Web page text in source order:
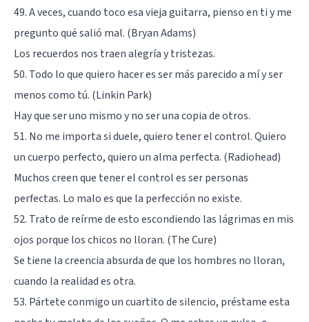
49. A veces, cuando toco esa vieja guitarra, pienso en ti y me
pregunto qué salió mal. (Bryan Adams)
Los recuerdos nos traen alegría y tristezas.
50. Todo lo que quiero hacer es ser más parecido a mí y ser
menos como tú. (Linkin Park)
Hay que ser uno mismo y no ser una copia de otros.
51. No me importa si duele, quiero tener el control. Quiero
un cuerpo perfecto, quiero un alma perfecta. (Radiohead)
Muchos creen que tener el control es ser personas
perfectas. Lo malo es que la perfección no existe.
52. Trato de reírme de esto escondiendo las lágrimas en mis
ojos porque los chicos no lloran. (The Cure)
Se tiene la creencia absurda de que los hombres no lloran,
cuando la realidad es otra.
53. Pártete conmigo un cuartito de silencio, préstame esta